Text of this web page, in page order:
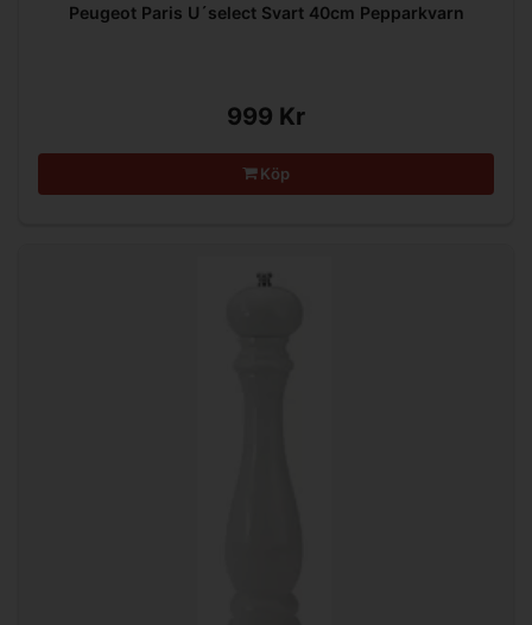
Peugeot Paris U´select Svart 40cm Pepparkvarn
999 Kr
Köp